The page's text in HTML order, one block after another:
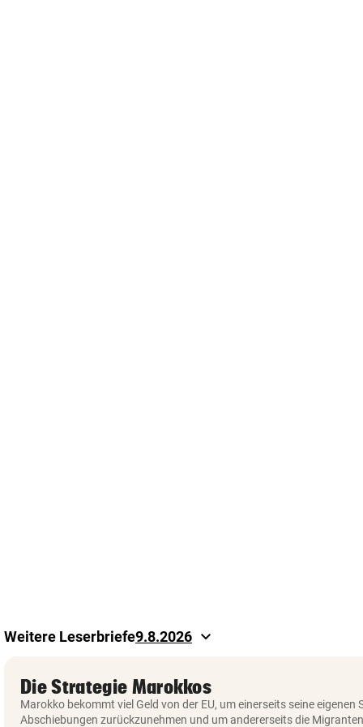
Weitere Leserbriefe
Datum
Leserbriefe
auswählen
9.8.2026 keyboard_arrow_down
Datum
Die Strategie Marokkos
Marokko bekommt viel Geld von der EU, um einerseits seine eigenen
Abschiebungen zurückzunehmen und um andererseits die